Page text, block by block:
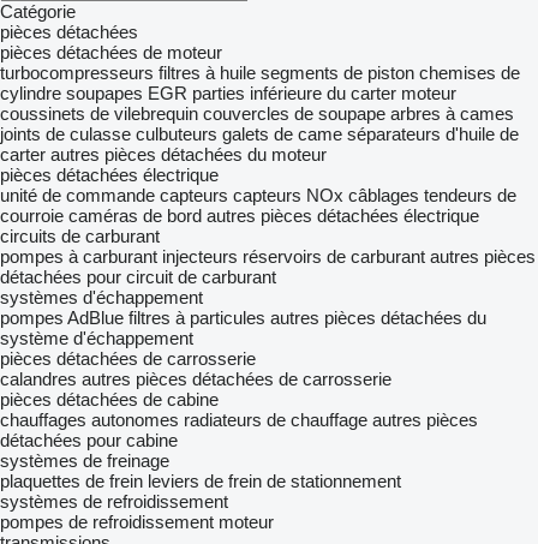
Catégorie
pièces détachées
pièces détachées de moteur
turbocompresseurs filtres à huile segments de piston chemises de
cylindre soupapes EGR parties inférieure du carter moteur
coussinets de vilebrequin couvercles de soupape arbres à cames
joints de culasse culbuteurs galets de came séparateurs d'huile de
carter autres pièces détachées du moteur
pièces détachées électrique
unité de commande capteurs capteurs NOx câblages tendeurs de
courroie caméras de bord autres pièces détachées électrique
circuits de carburant
pompes à carburant injecteurs réservoirs de carburant autres pièces
détachées pour circuit de carburant
systèmes d'échappement
pompes AdBlue filtres à particules autres pièces détachées du
système d'échappement
pièces détachées de carrosserie
calandres autres pièces détachées de carrosserie
pièces détachées de cabine
chauffages autonomes radiateurs de chauffage autres pièces
détachées pour cabine
systèmes de freinage
plaquettes de frein leviers de frein de stationnement
systèmes de refroidissement
pompes de refroidissement moteur